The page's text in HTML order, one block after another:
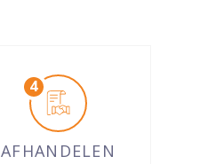
AFHANDELEN